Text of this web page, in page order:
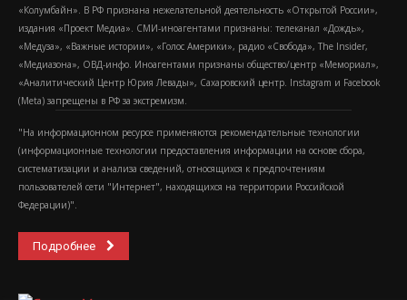
«Колумбайн». В РФ признана нежелательной деятельность «Открытой России»,
издания «Проект Медиа». СМИ-иноагентами признаны: телеканал «Дождь»,
«Медуза», «Важные истории», «Голос Америки», радио «Свобода», The Insider,
«Медиазона», ОВД-инфо. Иноагентами признаны общество/центр «Мемориал»,
«Аналитический Центр Юрия Левады», Сахаровский центр. Instagram и Facebook
(Metа) запрещены в РФ за экстремизм.
"На информационном ресурсе применяются рекомендательные технологии
(информационные технологии предоставления информации на основе сбора,
систематизации и анализа сведений, относящихся к предпочтениям
пользователей сети "Интернет", находящихся на территории Российской
Федерации)".
Подробнее